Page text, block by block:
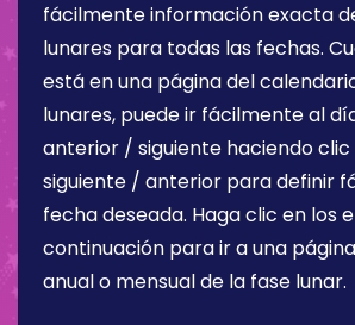
fácilmente información exacta
lunares para todas las fechas.
está en una página del
lunares, puede ir fácilmente al
anterior / siguiente haciendo
siguiente / anterior para definir
fecha deseada. Haga clic en los
continuación para ir a una
anual o mensual de la fase lunar.